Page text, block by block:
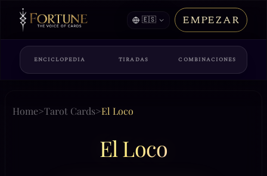
🇪🇸 EMPEZAR
ENCICLOPEDIA TIRADAS COMBINACIONES
Home>Tarot Cards>El Loco
El Loco